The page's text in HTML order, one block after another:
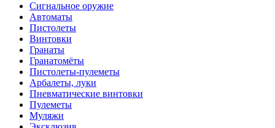
Сигнальное оружие
Автоматы
Пистолеты
Винтовки
Гранаты
Гранатомёты
Пистолеты-пулеметы
Арбалеты, луки
Пневматические винтовки
Пулеметы
Муляжи